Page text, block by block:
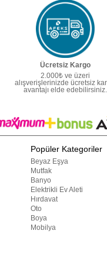
Ücretsiz Kargo
2.000₺ ve üzeri
alışverişlerinizde ücretsiz
avantajı elde edebilirsiniz.
Popüler Kategoriler
Beyaz Eşya
Mutfak
Banyo
Elektrikli Ev Aleti
Hırdavat
Oto
Boya
Mobilya